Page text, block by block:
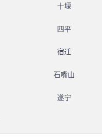
十堰
四平
宿迁
石嘴山
遂宁